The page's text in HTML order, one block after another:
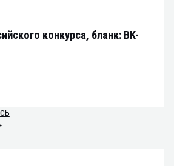
конкурса, бланк: BK-